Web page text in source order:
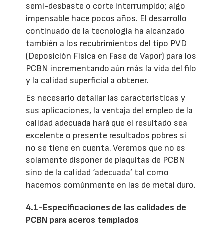
semi-desbaste o corte interrumpido; algo
impensable hace pocos años. El desarrollo
continuado de la tecnología ha alcanzado
también a los recubrimientos del tipo PVD
(Deposición Física en Fase de Vapor) para los
PCBN incrementando aún más la vida del filo
y la calidad superficial a obtener.
Es necesario detallar las características y
sus aplicaciones, la ventaja del empleo de la
calidad adecuada hará que el resultado sea
excelente o presente resultados pobres si
no se tiene en cuenta. Veremos que no es
solamente disponer de plaquitas de PCBN
sino de la calidad ‘adecuada’ tal como
hacemos comúnmente en las de metal duro.
4.1-Especificaciones de las calidades de
PCBN para aceros templados